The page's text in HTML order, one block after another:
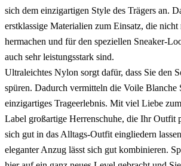
sich dem einzigartigen Style des Trägers an.
erstklassige Materialien zum Einsatz, die
hermachen und für den speziellen Sneaker-
auch sehr leistungsstark sind.
Ultraleichtes Nylon sorgt dafür, dass Sie den
spüren. Dadurch vermitteln die Voile Blanche
einzigartiges Trageerlebnis. Mit viel Liebe
Label großartige Herrenschuhe, die Ihr Outfit
sich gut in das Alltags-Outfit eingliedern
eleganter Anzug lässt sich gut kombinieren.